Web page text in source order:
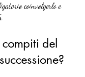
coinvolgerlo e
del